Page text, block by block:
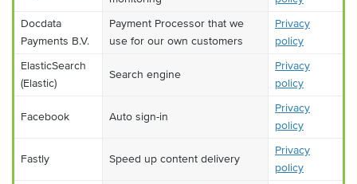
Docdata
Payments B.V.
Payment Processor that we
use for our own customers
Privacy
policy
ElasticSearch
(Elastic)
Search engine
Privacy
policy
Facebook Auto sign-in
Privacy
policy
Fastly Speed up content delivery
Privacy
policy